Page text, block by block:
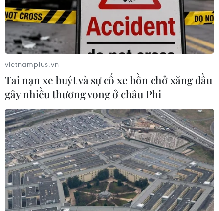
vietnamplus.vn
Tai nạn xe buýt và sự cố xe bồn chở xăng dầu
gây nhiều thương vong ở châu Phi